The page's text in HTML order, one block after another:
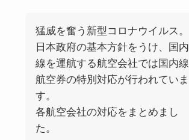
猛威を奮う新型コロナウイルス。
日本政府の基本方針をうけ、国内
線を運航する航空会社では国内線
航空券の特別対応が行われていま
す。
各航空会社の対応をまとめまし
た。